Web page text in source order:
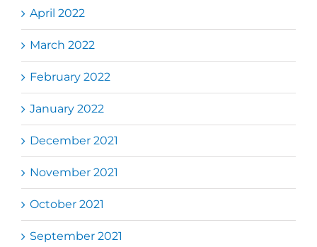
April 2022
March 2022
February 2022
January 2022
December 2021
November 2021
October 2021
September 2021